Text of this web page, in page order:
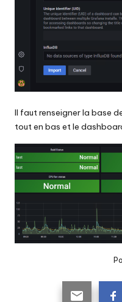
Il faut renseigner la base
tout en bas et le